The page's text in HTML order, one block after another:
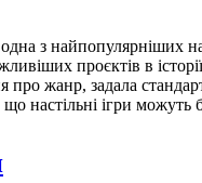
з найпопулярніших
проєктів в історії
про жанр, задала
настільні ігри можуть